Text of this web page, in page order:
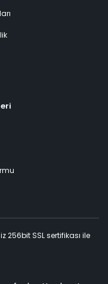
256bit SSL sertifikası ile